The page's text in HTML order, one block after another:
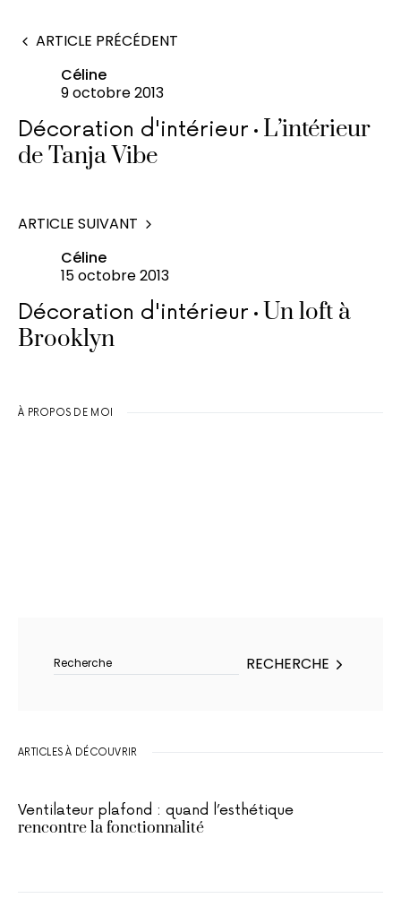
ARTICLE PRÉCÉDENT
Céline
9 octobre 2013
Décoration d'intérieur
L’intérieur
de Tanja Vibe
ARTICLE SUIVANT
Céline
15 octobre 2013
Décoration d'intérieur Un loft à
Brooklyn
À PROPOS DE MOI
RECHERCHE
ARTICLES À DÉCOUVRIR
Ventilateur plafond : quand l’esthétique
rencontre la fonctionnalité